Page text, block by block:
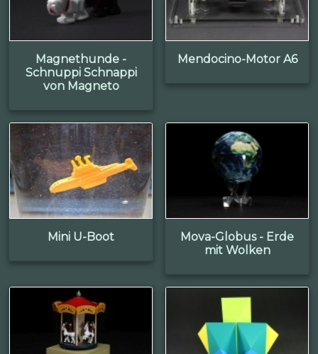
Magnethunde -
Schnuppi Schnappi
von Magneto
Mendocino-Motor A6
Mini U-Boot
Mova-Globus - Erde
mit Wolken